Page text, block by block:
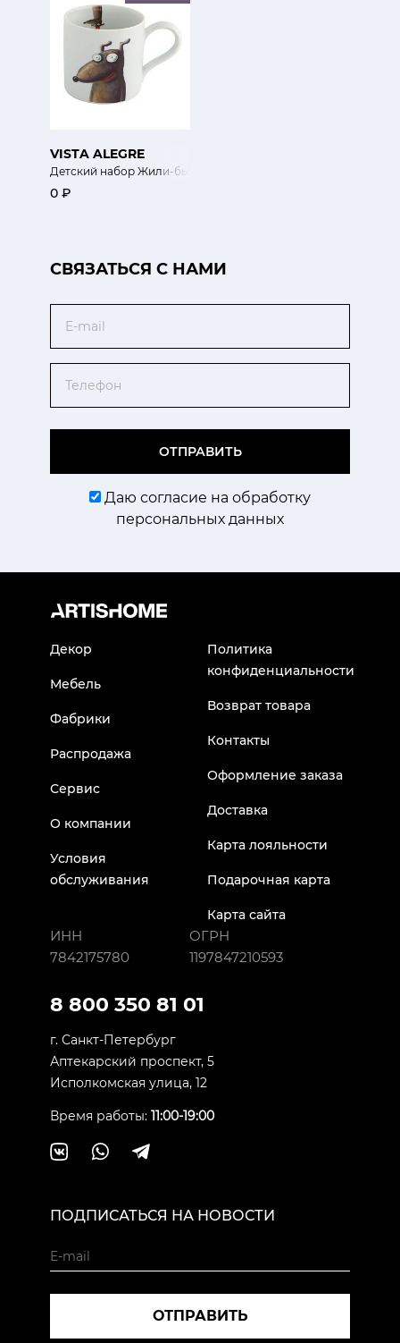
VISTA ALEGRE
Детский набор Жили-были собаки!
0 ₽
CВЯЗАТЬСЯ С НАМИ
ОТПРАВИТЬ
Даю согласие на обработку
персональных данных
Декор
Мебель
Фабрики
Распродажа
Сервис
О компании
Условия
обслуживания
Политика
конфиденциальности
Возврат товара
Контакты
Оформление заказа
Доставка
Карта лояльности
Подарочная карта
Карта сайта
ИНН
7842175780
ОГРН
1197847210593
8 800 350 81 01
г. Санкт-Петербург
Аптекарский проспект, 5
Исполкомская улица, 12
Время работы: 11:00-19:00
ПОДПИСАТЬСЯ НА НОВОСТИ
ОТПРАВИТЬ